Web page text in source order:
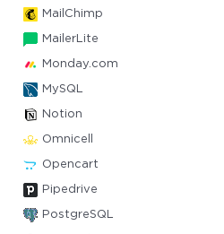
MailChimp
MailerLite
Monday.com
MySQL
Notion
Omnicell
Opencart
Pipedrive
PostgreSQL